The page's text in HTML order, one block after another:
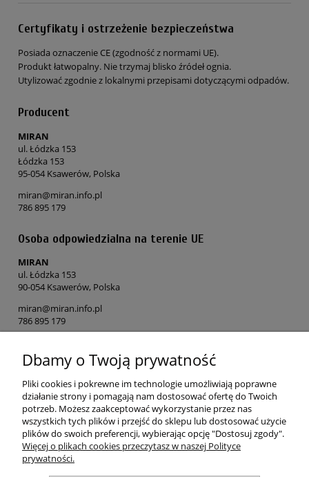
Certyfikaty i ostrzeżenie bezpieczeństwa
Posiada oznaczenie CE (zgodność z normami UE).
Produkt łatwopalny. Nie trzymaj blisko źródeł ognia.
Utylizować zgodnie z lokalnymi przepisami dotyczącymi odpadów.
Producent
MIRAN
ul. Łódzka 153
Łódzka 153
95-054 Ksawerów, Polska
miran@miran.info.pl
786 895 179
Osoba odpowiedzialna na terenie UE
MIRAN
ul. Łódzka 153
90-054 Ksawerów, Polska
miran@miran.info.pl
786 895 179
POMOC
MOJE KONTO
PŁATNOŚCI I DOSTAWA
Dbamy o Twoją prywatność
Pliki cookies i pokrewne im technologie umożliwiają poprawne
działanie strony i pomagają nam dostosować ofertę do Twoich
potrzeb. Możesz zaakceptować wykorzystanie przez nas
wszystkich tych plików i przejść do sklepu lub dostosować użycie
plików do swoich preferencji, wybierając opcję "Dostosuj zgody".
Więcej o plikach cookies przeczytasz w naszej Polityce
prywatności.